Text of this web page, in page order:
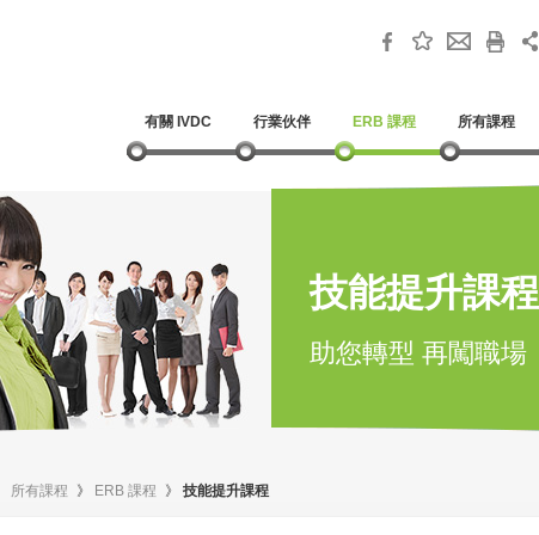
有關 IVDC 行業伙伴 ERB 課程 所有課程
技能提升課程
助您轉型 再闖職場
所有課程 》 ERB 課程 》 技能提升課程